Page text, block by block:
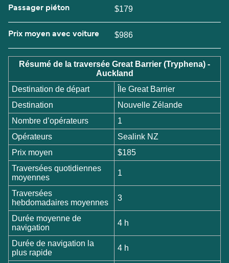
Passager piéton $179
Prix moyen avec voiture $986
Résumé de la traversée Great Barrier (Tryphena) -
Auckland
Destination de départ
Île Great Barrier
Destination
Nouvelle Zélande
Nombre d’opérateurs
1
Opérateurs
Sealink NZ
Prix moyen
$185
Traversées quotidiennes
moyennes
1
Traversées
hebdomadaires moyennes
3
Durée moyenne de
navigation
4 h
Durée de navigation la
plus rapide
4 h